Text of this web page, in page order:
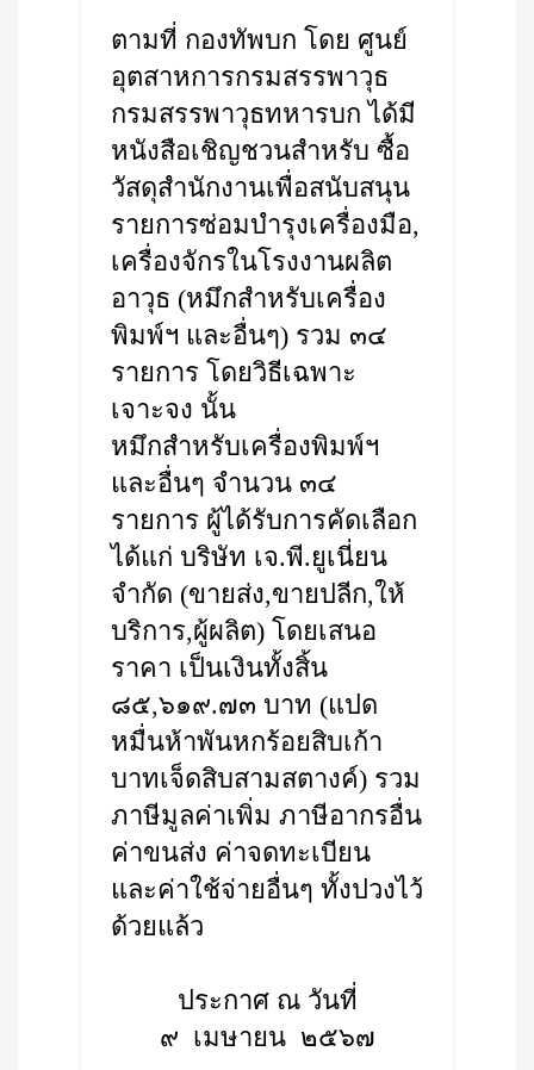
ตามที่ กองทัพบก โดย ศูนย์
อุตสาหการกรมสรรพาวุธ
กรมสรรพาวุธทหารบก ได้มี
หนังสือเชิญชวนสำหรับ ซื้อ
วัสดุสำนักงานเพื่อสนับสนุน
รายการซ่อมบำรุงเครื่องมือ,
เครื่องจักรในโรงงานผลิต
อาวุธ (หมึกสำหรับเครื่อง
พิมพ์ฯ และอื่นๆ) รวม ๓๔
รายการ โดยวิธีเฉพาะ
เจาะจง นั้น
หมึกสำหรับเครื่องพิมพ์ฯ
และอื่นๆ จำนวน ๓๔
รายการ ผู้ได้รับการคัดเลือก
ได้แก่ บริษัท เจ.พี.ยูเนี่ยน
จำกัด (ขายส่ง,ขายปลีก,ให้
บริการ,ผู้ผลิต) โดยเสนอ
ราคา เป็นเงินทั้งสิ้น
๘๕,๖๑๙.๗๓ บาท (แปด
หมื่นห้าพันหกร้อยสิบเก้า
บาทเจ็ดสิบสามสตางค์) รวม
ภาษีมูลค่าเพิ่ม ภาษีอากรอื่น
ค่าขนส่ง ค่าจดทะเบียน
และค่าใช้จ่ายอื่นๆ ทั้งปวงไว้
ด้วยแล้ว
ประกาศ ณ วันที่
๙ เมษายน ๒๕๖๗